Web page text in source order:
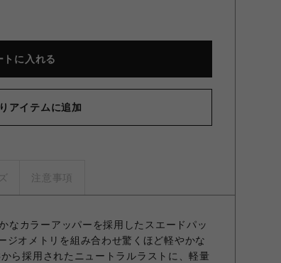
トに入れる
アイテムに追加
注意事項
なカラーアッパーを採用したスエードパッ
ジオメトリを組み合わせ驚くほど軽やかな
ら採用されたニュートラルラストに、軽量